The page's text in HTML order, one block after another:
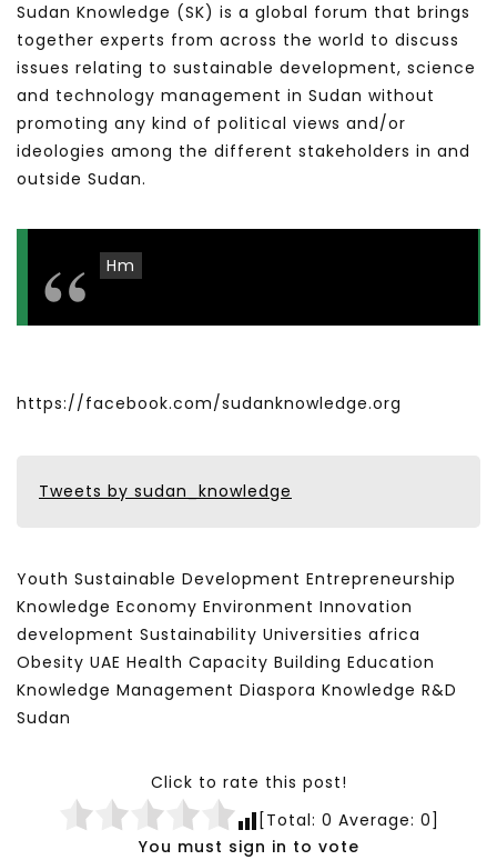
Sudan Knowledge (SK) is a global forum that brings
together experts from across the world to discuss
issues relating to sustainable development, science
and technology management in Sudan without
promoting any kind of political views and/or
ideologies among the different stakeholders in and
outside Sudan.
Hm
https://facebook.com/sudanknowledge.org
Tweets by sudan_knowledge
Youth Sustainable Development Entrepreneurship
Knowledge Economy Environment Innovation
development Sustainability Universities africa
Obesity UAE Health Capacity Building Education
Knowledge Management Diaspora Knowledge R&D
Sudan
Click to rate this post!
[Total: 0 Average: 0]
You must sign in to vote